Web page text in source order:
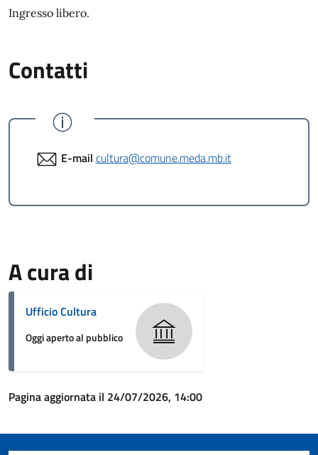
Ingresso libero.
Contatti
E-mail cultura@comune.meda.mb.it
A cura di
Ufficio Cultura
Oggi aperto al pubblico
Pagina aggiornata il 24/07/2026, 14:00